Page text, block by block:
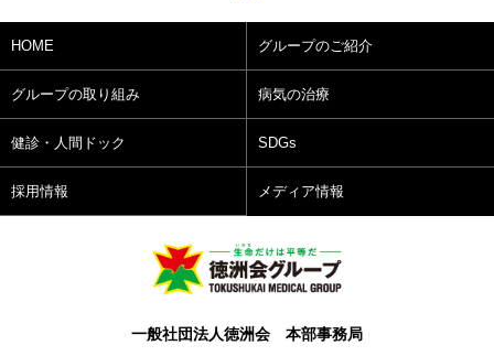
HOME グループのご紹介
グループの取り組み 病気の治療
健診・人間ドック SDGs
採用情報 メディア情報
一般社団法人徳洲会 本部事務局